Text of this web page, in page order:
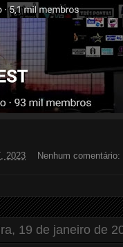
2023 Nenhum comentário:
19 de janeiro de